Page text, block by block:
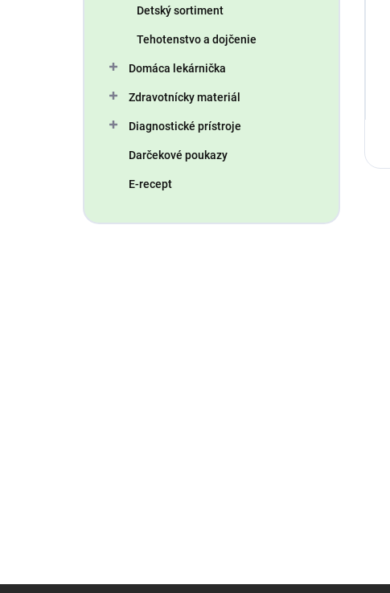
Detský sortiment
Tehotenstvo a dojčenie
Domáca lekárnička
Zdravotnícky materiál
Diagnostické prístroje
Darčekové poukazy
E-recept